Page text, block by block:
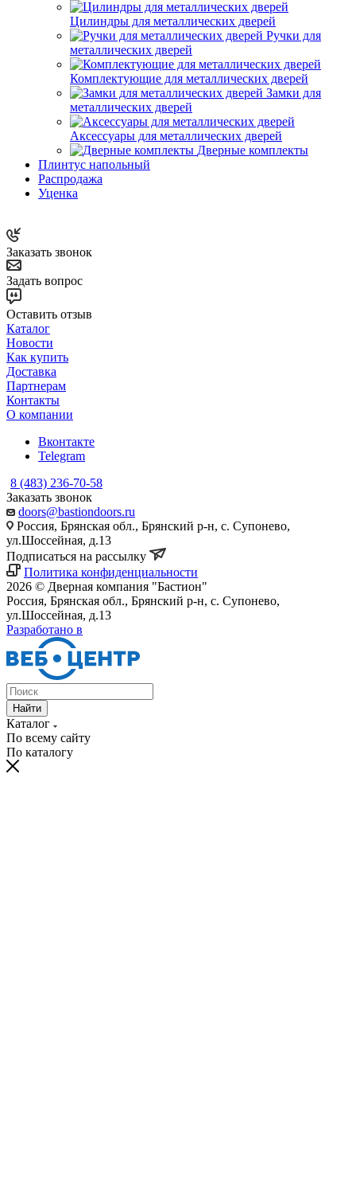
Цилиндры для металлических дверей
Ручки для
металлических дверей
Комплектующие для металлических дверей
Замки для
металлических дверей
Аксессуары для металлических дверей
Дверные комплекты
Плинтус напольный
Распродажа
Уценка
Заказать звонок
Задать вопрос
Оставить отзыв
Каталог
Новости
Как купить
Доставка
Партнерам
Контакты
О компании
Вконтакте
Telegram
8 (483) 236-70-58
Заказать звонок
doors@bastiondoors.ru
Россия, Брянская обл., Брянский р-н, с. Супонево,
ул.Шоссейная, д.13
Подписаться на рассылку
Политика конфиденциальности
2026 © Дверная компания "Бастион"
Россия, Брянская обл., Брянский р-н, с. Супонево,
ул.Шоссейная, д.13
Разработано в
Найти
Каталог
По всему сайту
По каталогу